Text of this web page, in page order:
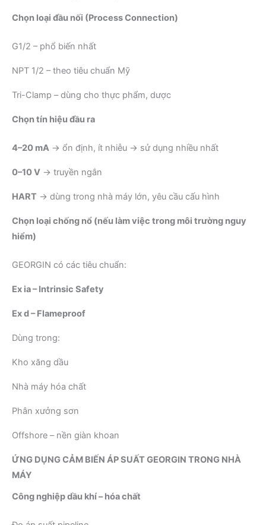
Chọn loại đầu nối (Process Connection)
G1/2 – phổ biến nhất
NPT 1/2 – theo tiêu chuẩn Mỹ
Tri-Clamp – dùng cho thực phẩm, dược
Chọn tín hiệu đầu ra
4–20 mA → ổn định, ít nhiễu → sử dụng nhiều nhất
0–10 V → truyền ngắn
HART → dùng trong nhà máy lớn, yêu cầu cấu hình
Chọn loại chống nổ (nếu làm việc trong môi trường nguy
hiểm)
GEORGIN có các tiêu chuẩn:
Ex ia – Intrinsic Safety
Ex d – Flameproof
Dùng trong:
Kho xăng dầu
Nhà máy hóa chất
Phân xưởng sơn
Offshore – nền giàn khoan
ỨNG DỤNG CẢM BIẾN ÁP SUẤT GEORGIN TRONG NHÀ
MÁY
Công nghiệp dầu khí – hóa chất